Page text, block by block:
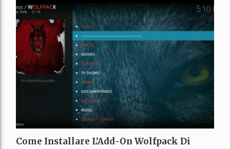
Come Installare L’Add-On Wolfpack Di